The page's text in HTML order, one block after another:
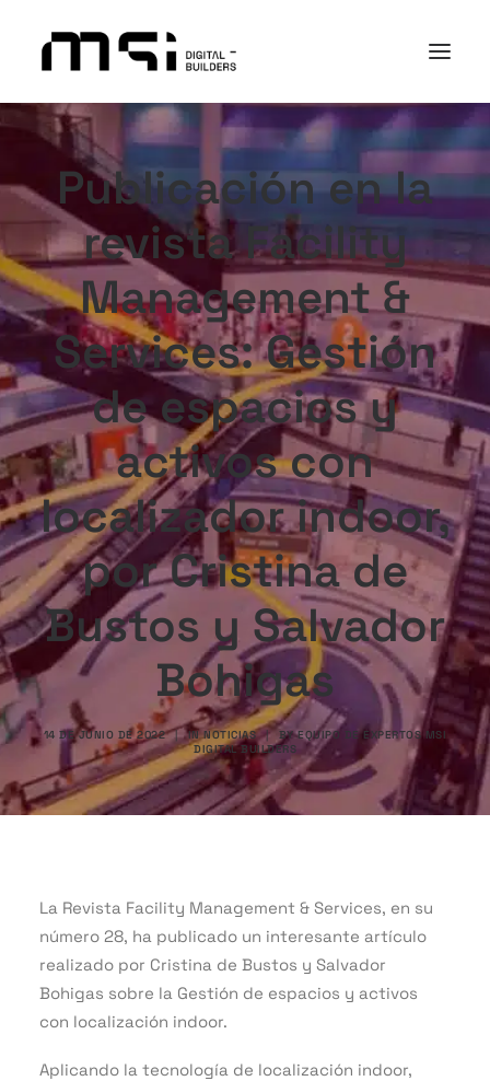
PLATAFORMA
SECTORES
ACADEMY
I+D+i
NOSOTROS
CASOS DE ÉXITO
CONTACTO
Search
Publicación en la
revista Facility
Management &
Services: Gestión
de espacios y
activos con
localizador indoor,
por Cristina de
Bustos y Salvador
Bohigas
14 DE JUNIO DE 2022 | INNOTICIAS | BYEQUIPO DE EXPERTOS MSI
DIGITAL BUILDERS
La Revista Facility Management & Services, en su
número 28, ha publicado un interesante artículo
realizado por Cristina de Bustos y Salvador
Bohigas sobre la Gestión de espacios y activos
con localización indoor.
Aplicando la tecnología de localización indoor,